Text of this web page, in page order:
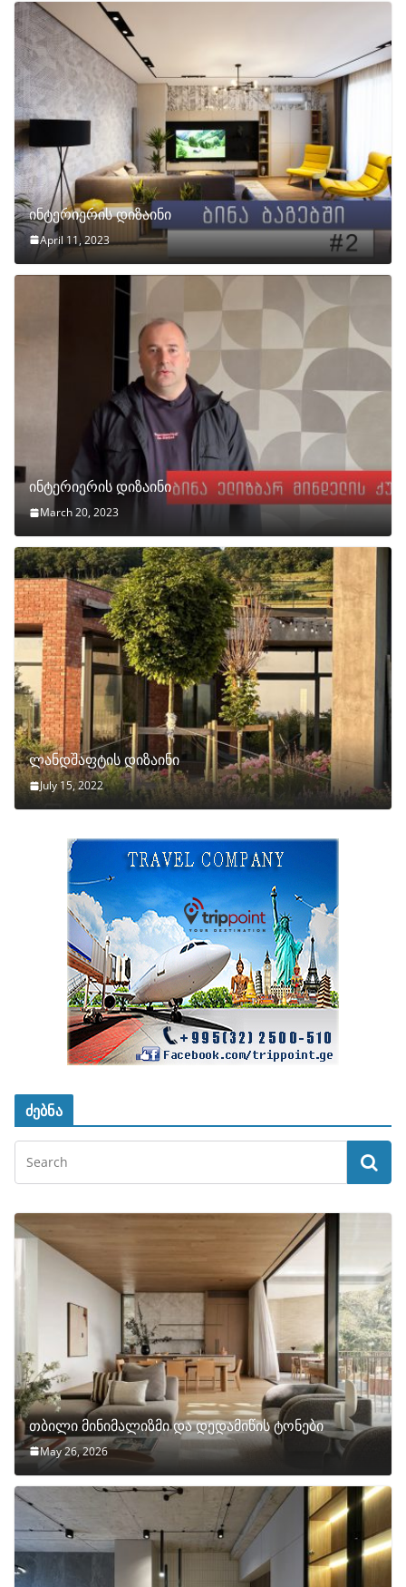
ინტერიერის დიზაინი
April 11, 2023
ინტერიერის დიზაინი
March 20, 2023
ლანდშაფტის დიზაინი
July 15, 2022
ძებნა
თბილი მინიმალიზმი და დედამიწის ტონები
May 26, 2026